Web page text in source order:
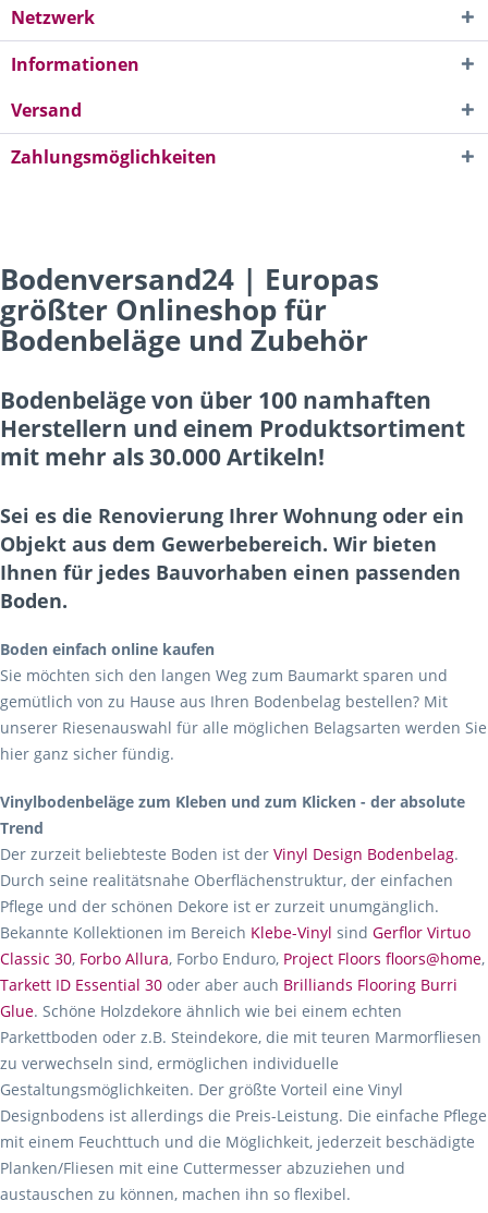
Netzwerk
Informationen
Versand
Zahlungsmöglichkeiten
Bodenversand24 | Europas
größter Onlineshop für
Bodenbeläge und Zubehör
Bodenbeläge von über 100 namhaften
Herstellern und einem Produktsortiment
mit mehr als 30.000 Artikeln!
Sei es die Renovierung Ihrer Wohnung oder ein
Objekt aus dem Gewerbebereich. Wir bieten
Ihnen für jedes Bauvorhaben einen passenden
Boden.
Boden einfach online kaufen
Sie möchten sich den langen Weg zum Baumarkt sparen und
gemütlich von zu Hause aus Ihren Bodenbelag bestellen? Mit
unserer Riesenauswahl für alle möglichen Belagsarten werden Sie
hier ganz sicher fündig.
Vinylbodenbeläge zum Kleben und zum Klicken - der absolute
Trend
Der zurzeit beliebteste Boden ist der Vinyl Design Bodenbelag.
Durch seine realitätsnahe Oberflächenstruktur, der einfachen
Pflege und der schönen Dekore ist er zurzeit unumgänglich.
Bekannte Kollektionen im Bereich Klebe-Vinyl sind Gerflor Virtuo
Classic 30, Forbo Allura, Forbo Enduro, Project Floors floors@home,
Tarkett ID Essential 30 oder aber auch Brilliands Flooring Burri
Glue. Schöne Holzdekore ähnlich wie bei einem echten
Parkettboden oder z.B. Steindekore, die mit teuren Marmorfliesen
zu verwechseln sind, ermöglichen individuelle
Gestaltungsmöglichkeiten. Der größte Vorteil eine Vinyl
Designbodens ist allerdings die Preis-Leistung. Die einfache Pflege
mit einem Feuchttuch und die Möglichkeit, jederzeit beschädigte
Planken/Fliesen mit eine Cuttermesser abzuziehen und
austauschen zu können, machen ihn so flexibel.